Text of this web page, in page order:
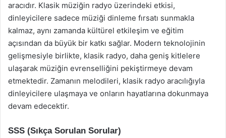
aracıdır. Klasik müziğin radyo üzerindeki etkisi,
dinleyicilere sadece müziği dinleme fırsatı sunmakla
kalmaz, aynı zamanda kültürel etkileşim ve eğitim
açısından da büyük bir katkı sağlar. Modern teknolojinin
gelişmesiyle birlikte, klasik radyo, daha geniş kitlelere
ulaşarak müziğin evrenselliğini pekiştirmeye devam
etmektedir. Zamanın melodileri, klasik radyo aracılığıyla
dinleyicilere ulaşmaya ve onların hayatlarına dokunmaya
devam edecektir.
SSS (Sıkça Sorulan Sorular)